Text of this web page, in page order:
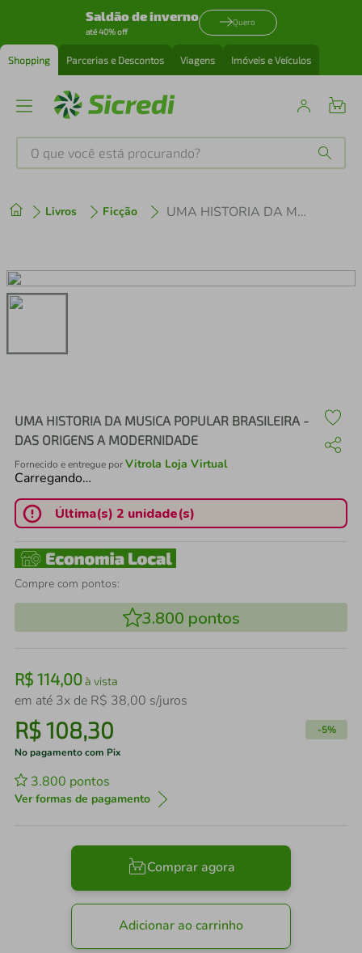
Saldão de inverno
até 40% off
Quero
Shopping Parcerias e Descontos Viagens Imóveis e Veículos
O que você está procurando?
Livros Ficção UMA HISTORIA DA MUSICA POPULAR BRASILEIRA - DAS ORIGENS A MODERNIDADE
UMA HISTORIA DA MUSICA POPULAR BRASILEIRA -
DAS ORIGENS A MODERNIDADE
Fornecido e entregue porVitrola Loja Virtual
Carregando…
Última(s) 2 unidade(s)
Compre com pontos:
3.800 pontos
R$ 114,00à vista
em até 3x de R$ 38,00 s/juros
R$108,30 -5%
No pagamento com Pix
3.800 pontos
Ver formas de pagamento
Comprar agora
Adicionar ao carrinho
2º cafeteira